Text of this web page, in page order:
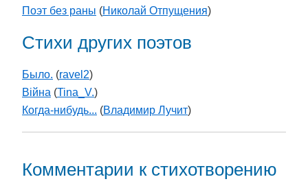
Поэт без раны (Николай Отпущения)
Стихи других поэтов
Было. (ravel2)
Війна (Tina_V.)
Когда-нибудь... (Владимир Лучит)
Комментарии к стихотворению